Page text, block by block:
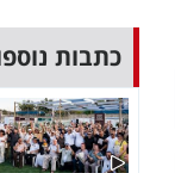
כתבות